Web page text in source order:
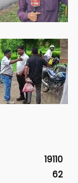
19110
62